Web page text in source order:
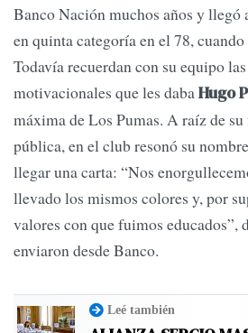
Banco Nación muchos años y llegó
en quinta categoría en el 78,
Todavía recuerdan con su equipo
motivacionales que les dabaHugo
máxima de Los Pumas. A raíz de
pública, en el club resonó su
llegar una carta: “Nos
llevado los mismos colores y, por
valores con que fuimos educados”,
enviaron desde Banco.
Leé también